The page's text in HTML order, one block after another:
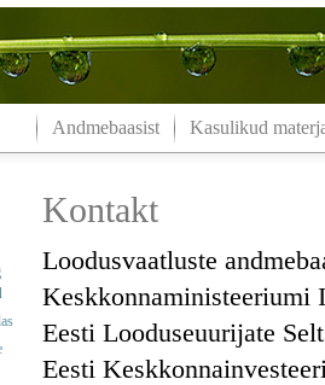
Andmebaasist Kasulikud
Kontakt
Loodusvaatluste
Keskkonnaministeeriumi
Eesti Looduseuurijate
Eesti